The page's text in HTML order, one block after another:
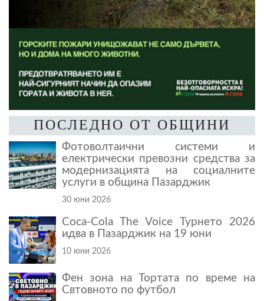
ПОСЛЕДНО ОТ ОБЩИНИ
Фотоволтаични системи и
електрически превозни средства за
модернизацията на социалните
услуги в община Пазарджик
30 юни 2026
Coca-Cola The Voice Турнето 2026
идва в Пазарджик на 19 юни
10 юни 2026
Фен зона на Тортата по време на
Свтовното по футбол